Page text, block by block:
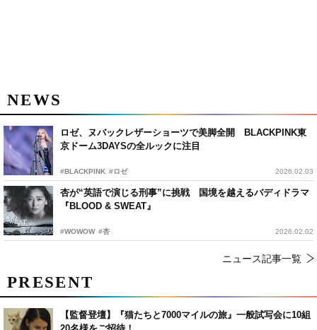
NEWS
ロゼ、ヌバックレザーショーツで美脚全開 BLACKPINK東
京ドーム3DAYSの全ルックに注目
#BLACKPINK #ロゼ 2026.02.03
杏が“英語で演じる刑事”に挑戦 国境を越えるバディドラマ
『BLOOD & SWEAT』
#WOWOW #杏 2026.02.02
ニュース記事一覧
PRESENT
【監督登壇】『猫たちと7000マイルの旅』一般試写会に10組